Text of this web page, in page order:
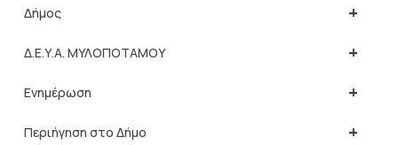
+
Δήμος
+
Δ.Ε.Υ.Α. ΜΥΛΟΠΟΤΑΜΟΥ
+
Ενημέρωση
+
Περιήγηση στο Δήμο